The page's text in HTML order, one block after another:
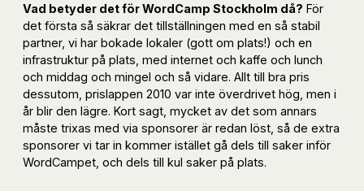
Vad betyder det för WordCamp Stockholm då? För
det första så säkrar det tillställningen med en så stabil
partner, vi har bokade lokaler (gott om plats!) och en
infrastruktur på plats, med internet och kaffe och lunch
och middag och mingel och så vidare. Allt till bra pris
dessutom, prislappen 2010 var inte överdrivet hög, men i
år blir den lägre. Kort sagt, mycket av det som annars
måste trixas med via sponsorer är redan löst, så de extra
sponsorer vi tar in kommer istället gå dels till saker inför
WordCampet, och dels till kul saker på plats.